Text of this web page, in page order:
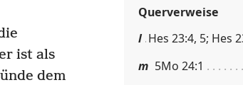
ist als
dem
Querverweise
l Hes 23:4, 5; Hes
m 5Mo 24:1